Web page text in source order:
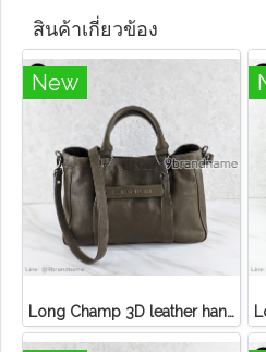
สินค้าเกี่ยวข้อง
New
Long Champ 3D leather handbag